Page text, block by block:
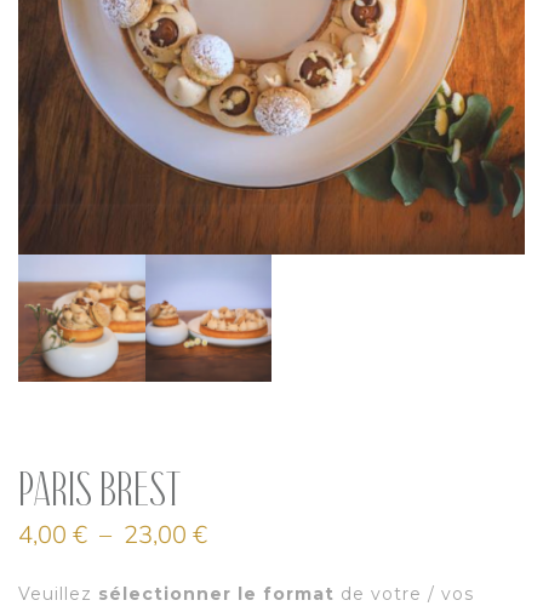
Paris Brest
4,00 € – 23,00 €
Veuillez sélectionner le format de votre / vos